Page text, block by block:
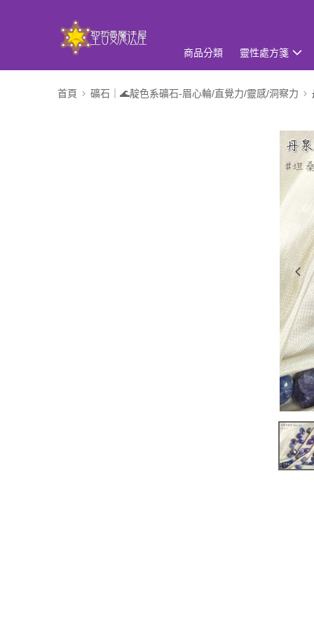
商品分類 靈性處方箋
首頁 礦石｜🌊靛色系礦石-眉心輪/直覺力/靈感/洞察力